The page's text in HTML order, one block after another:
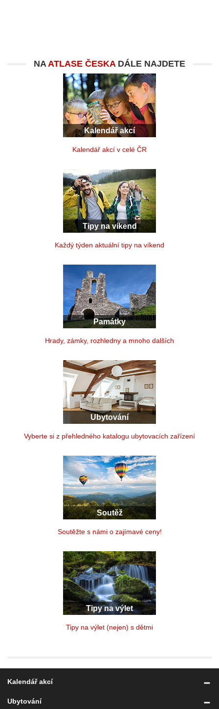
NAATLASE ČESKADÁLE NAJDETE
Kalendář akcí
Kalendář akcí v celé ČR
Tipy na víkend
Každý týden aktuální tipy na víkend
Památky
Hrady, zámky, rozhledny a mnoho dalších
Ubytování
Vyberte si z přehledného katalogu ubytovacích zařízení
Soutěž
Soutěžte s námi o zajímavé ceny!
Tipy na výlet
Tipy na výlet (nejen) s dětmi
Kalendář akcí
Ubytování